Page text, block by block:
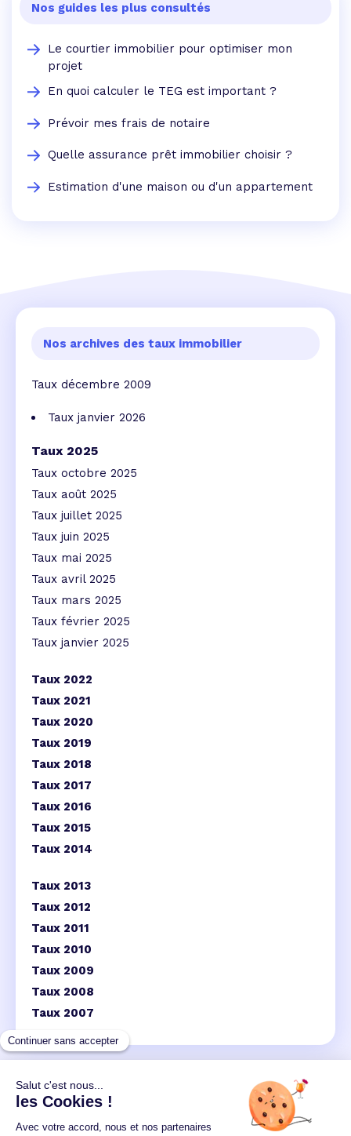
Nos guides les plus consultés
Le courtier immobilier pour optimiser mon
projet
En quoi calculer le TEG est important ?
Prévoir mes frais de notaire
Quelle assurance prêt immobilier choisir ?
Estimation d'une maison ou d'un appartement
Nos archives des taux immobilier
Taux décembre 2009
Taux janvier 2026
Taux 2025
Taux octobre 2025
Taux août 2025
Taux juillet 2025
Taux juin 2025
Taux mai 2025
Taux avril 2025
Taux mars 2025
Taux février 2025
Taux janvier 2025
Taux 2022
Taux 2021
Taux 2020
Taux 2019
Taux 2018
Taux 2017
Taux 2016
Taux 2015
Taux 2014
Taux 2013
Taux 2012
Taux 2011
Taux 2010
Taux 2009
Taux 2008
Taux 2007